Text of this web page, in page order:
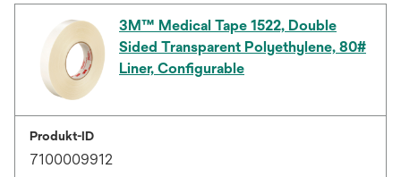
3M™ Medical Tape 1522, Double
Sided Transparent Polyethylene, 80#
Liner, Configurable
Produkt-ID
7100009912